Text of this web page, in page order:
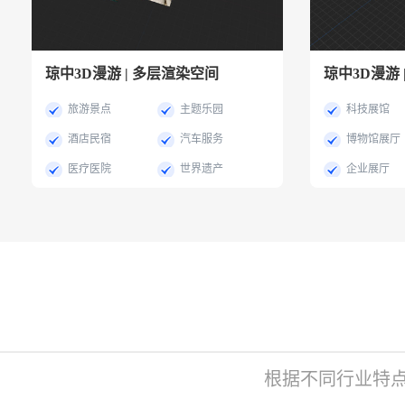
琼中3D漫游 | 多层渲染空间
旅游景点 主题乐园
酒店民宿 汽车服务
医疗医院 世界遗产
琼中3D漫游
科技展馆
博物馆展厅
企业展厅
根据不同行业特